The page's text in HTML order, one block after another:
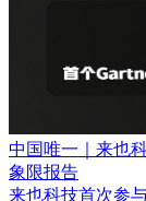
中国唯一｜来也
象限报告
来也科技首次参